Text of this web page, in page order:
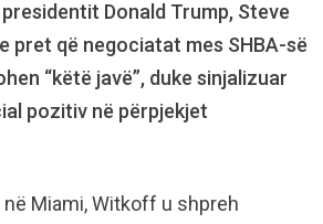
Donald Trump, Steve
pret që negociatat mes SHBA-së
“këtë javë”, duke sinjalizuar
pozitiv në përpjekjet
Miami, Witkoff u shpreh